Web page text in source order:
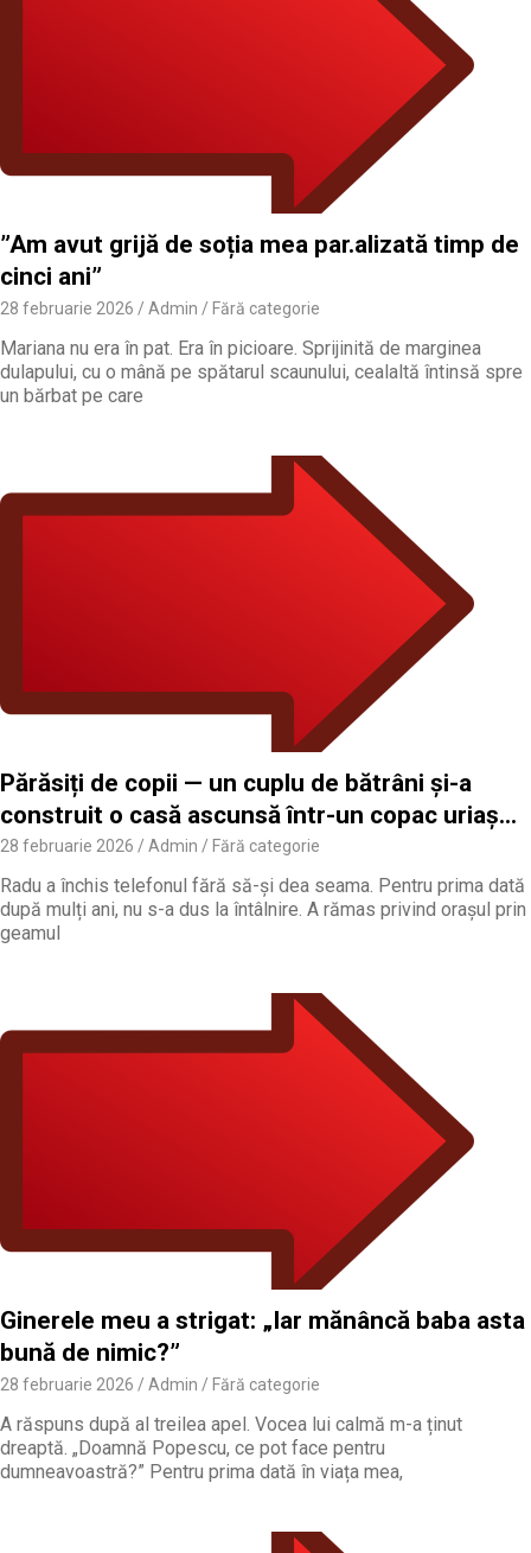
”Am avut grijă de soția mea par.alizată timp de
cinci ani”
28 februarie 2026 Admin Fără categorie
Mariana nu era în pat. Era în picioare. Sprijinită de marginea
dulapului, cu o mână pe spătarul scaunului, cealaltă întinsă spre
un bărbat pe care
Părăsiți de copii — un cuplu de bătrâni și-a
construit o casă ascunsă într-un copac uriaș…
28 februarie 2026 Admin Fără categorie
Radu a închis telefonul fără să-și dea seama. Pentru prima dată
după mulți ani, nu s-a dus la întâlnire. A rămas privind orașul prin
geamul
Ginerele meu a strigat: „Iar mănâncă baba asta
bună de nimic?”
28 februarie 2026 Admin Fără categorie
A răspuns după al treilea apel. Vocea lui calmă m-a ținut
dreaptă. „Doamnă Popescu, ce pot face pentru
dumneavoastră?” Pentru prima dată în viața mea,